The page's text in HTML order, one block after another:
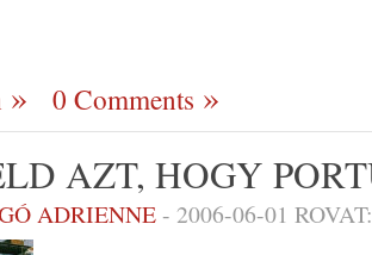
0 Comments
AZT, HOGY
ADRIENNE- 2006-06-01